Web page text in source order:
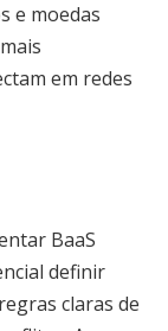
e moedas
em redes
BaaS
definir
claras de